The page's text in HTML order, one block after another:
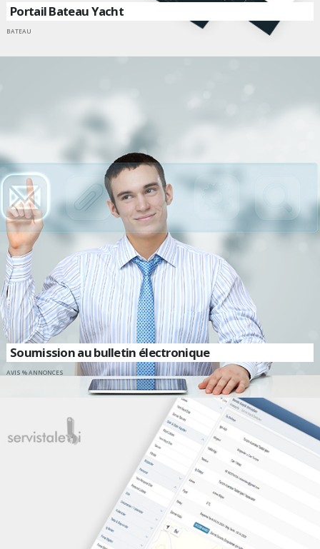
Portail Bateau Yacht
BATEAU
ALLER SUR UN SITE INTERNET
Soumission au bulletin électronique
AVIS % ANNONCES